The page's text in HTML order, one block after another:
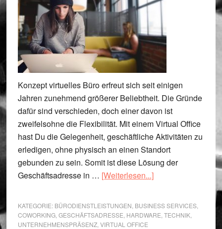
Konzept virtuelles Büro erfreut sich seit einigen
Jahren zunehmend größerer Beliebtheit. Die Gründe
dafür sind verschieden, doch einer davon ist
zweifelsohne die Flexibilität. Mit einem Virtual Office
hast Du die Gelegenheit, geschäftliche Aktivitäten zu
erledigen, ohne physisch an einen Standort
gebunden zu sein. Somit ist diese Lösung der
Geschäftsadresse in … [Weiterlesen...]ÜberVirtuelles
Geschäftsadresse
KATEGORIE: BÜRODIENSTLEISTUNGEN BUSINESS SERVICES,
COWORKING, GESCHÄFTSADRESSE HARDWARE TECHNIK,
UNTERNEHMENSPRÄSENZ, VIRTUAL OFFICE